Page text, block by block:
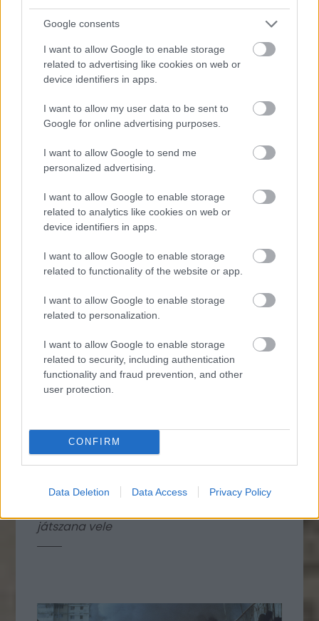
Google consents
I want to allow Google to enable storage
related to advertising like cookies on web or
device identifiers in apps.
I want to allow my user data to be sent to
Google for online advertising purposes.
I want to allow Google to send me
personalized advertising.
I want to allow Google to enable storage
related to analytics like cookies on web or
device identifiers in apps.
I want to allow Google to enable storage
related to functionality of the website or app.
I want to allow Google to enable storage
related to personalization.
I want to allow Google to enable storage
related to security, including authentication
functionality and fraud prevention, and other
user protection.
CONFIRM
Data Deletion Data Access Privacy Policy
1971. Iráni fegyveres erők parádéja a perzsa
birodalom alapításának 2500 éves
évfordulóján Teheránban
1978. Szovjet sarkvidék-kutató egy
játszana vele